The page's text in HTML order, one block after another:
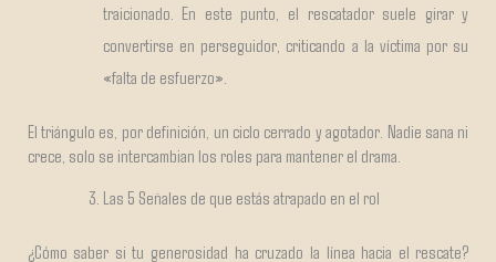
traicionado. En este punto, el rescatador suele girar y
convertirse en perseguidor, criticando a la víctima por su
«falta de esfuerzo».
El triángulo es, por definición, un ciclo cerrado y agotador. Nadie sana ni
crece, solo se intercambian los roles para mantener el drama.
Las 5 Señales de que estás atrapado en el rol
¿Cómo saber si tu generosidad ha cruzado la línea hacia el rescate?